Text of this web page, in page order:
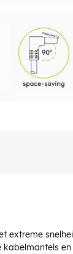
extreme